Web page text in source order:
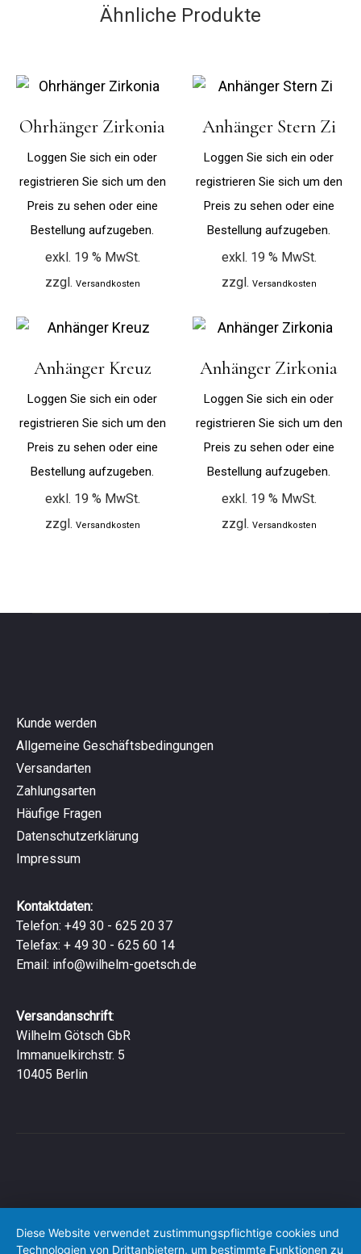
Ähnliche Produkte
Ohrhänger Zirkonia
Loggen Sie sich ein oder
registrieren Sie sich um den
Preis zu sehen oder eine
Bestellung aufzugeben.
exkl. 19 % MwSt.
zzgl. Versandkosten
Anhänger Stern Zi
Loggen Sie sich ein oder
registrieren Sie sich um den
Preis zu sehen oder eine
Bestellung aufzugeben.
exkl. 19 % MwSt.
zzgl. Versandkosten
Anhänger Kreuz
Loggen Sie sich ein oder
registrieren Sie sich um den
Preis zu sehen oder eine
Bestellung aufzugeben.
exkl. 19 % MwSt.
zzgl. Versandkosten
Anhänger Zirkonia
Loggen Sie sich ein oder
registrieren Sie sich um den
Preis zu sehen oder eine
Bestellung aufzugeben.
exkl. 19 % MwSt.
zzgl. Versandkosten
Kunde werden
Allgemeine Geschäftsbedingungen
Versandarten
Zahlungsarten
Häufige Fragen
Datenschutzerklärung
Impressum
Kontaktdaten:
Telefon: +49 30 - 625 20 37
Telefax: + 49 30 - 625 60 14
Email: info@wilhelm-goetsch.de
Versandanschrift:
Wilhelm Götsch GbR
Immanuelkirchstr. 5
10405 Berlin
Diese Website verwendet zustimmungspflichtige cookies und
Technologien von Drittanbietern, um bestimmte Funktionen zu